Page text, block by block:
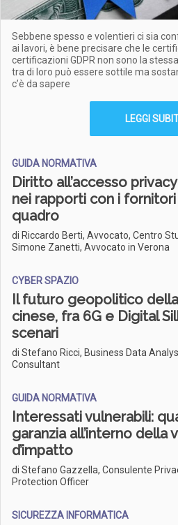
Sebbene spesso e volentieri ci sia
ai lavori, è bene precisare che le
certificazioni GDPR non sono la
tra di loro può essere sottile ma
c’è da sapere
LEGGI
GUIDA NORMATIVA
Diritto all’accesso
nei rapporti con i fornitori
quadro
di Riccardo Berti, Avvocato, Centro
Simone Zanetti, Avvocato in Verona
CYBER SPAZIO
Il futuro geopolitico
cinese, fra 6G e Digital
scenari
di Stefano Ricci, Business Data
Consultant
GUIDA NORMATIVA
Interessati vulnerabili:
garanzia all’interno della
d’impatto
di Stefano Gazzella, Consulente
Protection Officer
SICUREZZA INFORMATICA